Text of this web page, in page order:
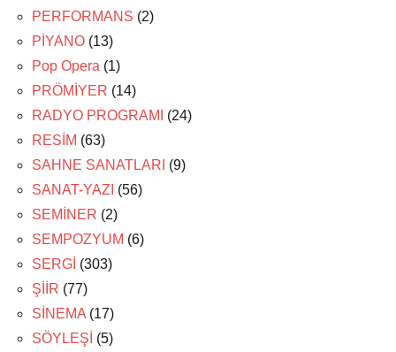
PERFORMANS (2)
PİYANO (13)
Pop Opera (1)
PRÖMİYER (14)
RADYO PROGRAMI
(24)
RESİM (63)
SAHNE SANATLARI (9)
SANAT-YAZI (56)
SEMİNER (2)
SEMPOZYUM (6)
SERGİ (303)
ŞİİR (77)
SİNEMA (17)
SÖYLEŞİ (5)